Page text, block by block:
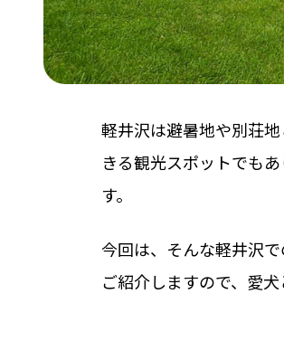
軽井沢は避暑地や別荘
きる観光スポットでも
す。
今回は、そんな軽井沢
ご紹介しますので、愛